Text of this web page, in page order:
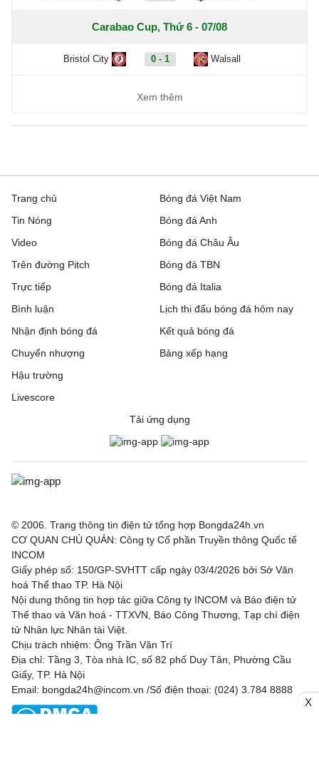
Carabao Cup, Thứ 6 - 07/08
Bristol City 0 - 1 Walsall
Xem thêm
Trang chủ
Tin Nóng
Video
Trên đường Pitch
Trực tiếp
Bóng đá Việt Nam
Bóng đá Anh
Bóng đá Châu Âu
Bóng đá TBN
Bóng đá Italia
Bình luận
Nhận định bóng đá
Chuyển nhượng
Hậu trường
Livescore
Lịch thi đấu bóng đá hôm nay
Kết quả bóng đá
Bảng xếp hạng
Tải ứng dụng
© 2006. Trang thông tin điện tử tổng hợp Bongda24h.vn
CƠ QUAN CHỦ QUẢN: Công ty Cổ phần Truyền thông Quốc tế
INCOM
Giấy phép số: 150/GP-SVHTT cấp ngày 03/4/2026 bởi Sở Văn
hoá Thể thao TP. Hà Nội
Nội dung thông tin hợp tác giữa Công ty INCOM và Báo điện tử
Thể thao và Văn hoá - TTXVN, Báo Công Thương, Tạp chí điện
tử Nhân lực Nhân tài Việt.
Chịu trách nhiệm: Ông Trần Văn Trí
Địa chỉ: Tầng 3, Tòa nhà IC, số 82 phố Duy Tân, Phường Cầu
Giấy, TP. Hà Nội
Email: bongda24h@incom.vn /Số điện thoại: (024) 3.784 8888
X